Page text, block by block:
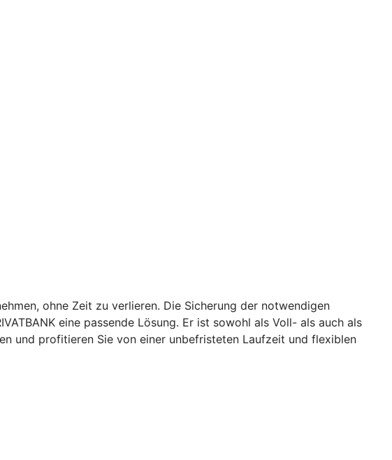
ohne Zeit zu verlieren. Die Sicherung der notwendigen
eine passende Lösung. Er ist sowohl als Voll- als auch als
und profitieren Sie von einer unbefristeten Laufzeit und flexiblen